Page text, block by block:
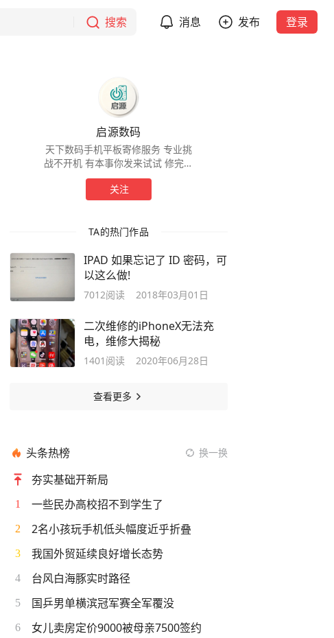
搜索 消息 发布 登录
启源数码
天下数码手机平板寄修服务 专业挑
战不开机 有本事你发来试试 修完美
化到看不出修过 关注我，然后发私
信：你好 就会找到我！
关注
TA的热门作品
IPAD 如果忘记了 ID 密码，可
以这么做!
7012阅读 2018年03月01日
二次维修的iPhoneX无法充
电，维修大揭秘
1401 阅读 2020年06月28日
查看更多
头条热榜 换一换
夯实基础开新局
1 一些民办高校招不到学生了
2 2名小孩玩手机低头幅度近乎折叠
3 我国外贸延续良好增长态势
4 台风白海豚实时路径
5 国乒男单横滨冠军赛全军覆没
6 女儿卖房定价9000被母亲7500签约